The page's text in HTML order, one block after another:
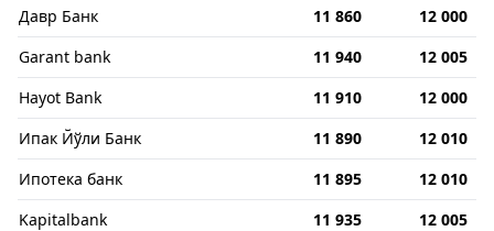
Давр Банк
11 860
12 000
Garant bank
11 940
12 005
Hayot Bank
11 910
12 000
Ипак Йўли Банк
11 890
12 010
Ипотека банк
11 895
12 010
Kapitalbank
11 935
12 005